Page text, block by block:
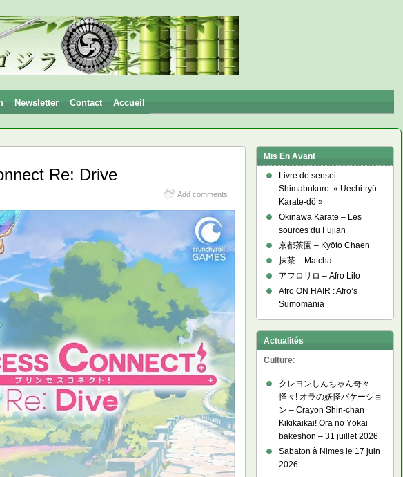
Newsletter Contact Accueil
Re: Drive
Add comments
Mis En Avant
Livre de sensei
Shimabukuro: « Uechi-ryû
Karate-dô »
Okinawa Karate – Les
sources du Fujian
京都茶園 – Kyōto Chaen
抹茶 – Matcha
アフロリロ – Afro Lilo
Afro ON HAIR : Afro’s
Sumomania
Actualités
Culture:
クレヨンしんちゃん奇々
怪々! オラの妖怪バケーショ
ン – Crayon Shin-chan
Kikikaikai! Ora no Yōkai
bakeshon – 31 juillet 2026
Sabaton à Nimes le 17 juin
2026